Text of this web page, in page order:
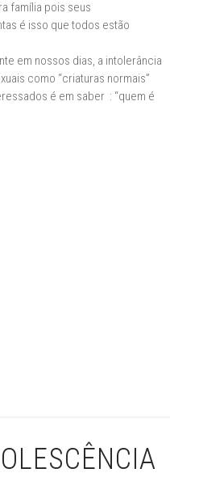
família pois seus
é isso que todos estão
em nossos dias, a intolerância
como “criaturas normais”
é em saber : “quem é